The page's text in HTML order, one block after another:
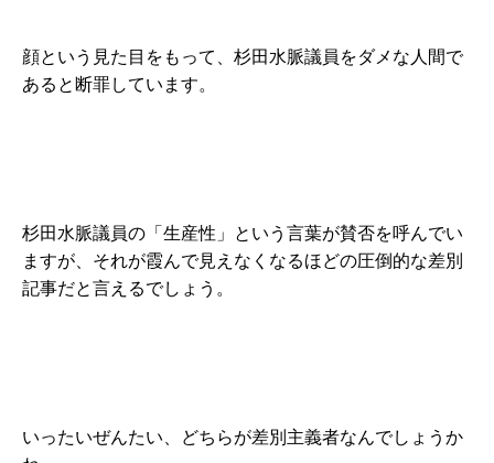
顔という見た目をもって、杉田水脈議員をダメな人間で
あると断罪しています。
杉田水脈議員の「生産性」という言葉が賛否を呼んでい
ますが、それが霞んで見えなくなるほどの圧倒的な差別
記事だと言えるでしょう。
いったいぜんたい、どちらが差別主義者なんでしょうか